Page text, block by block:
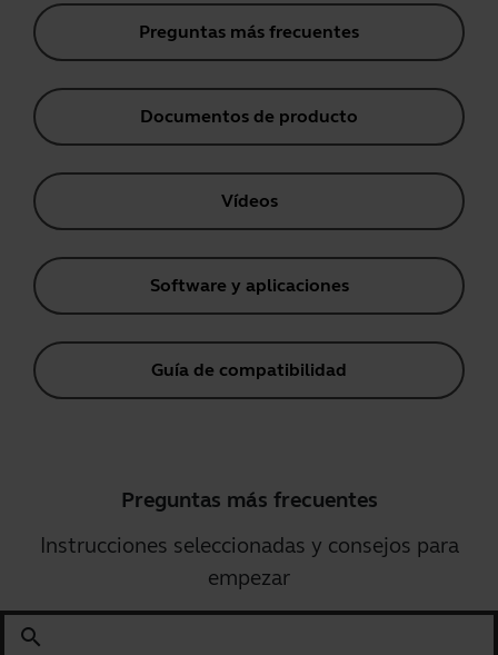
Preguntas más frecuentes
Documentos de producto
Vídeos
Software y aplicaciones
Guía de compatibilidad
Preguntas más frecuentes
Instrucciones seleccionadas y consejos para
empezar
search